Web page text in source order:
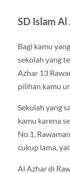
SD Islam
Bagi kamu
sekolah yang
Azhar 13
pilihan kamu
Sekolah yang
kamu karena
No.1,
cukup lama,
Al Azhar di